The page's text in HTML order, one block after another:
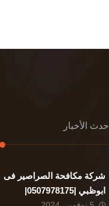
أحدث الأخبار
شركة مكافحة الصراصير فى
ابوظبي |0507978175|